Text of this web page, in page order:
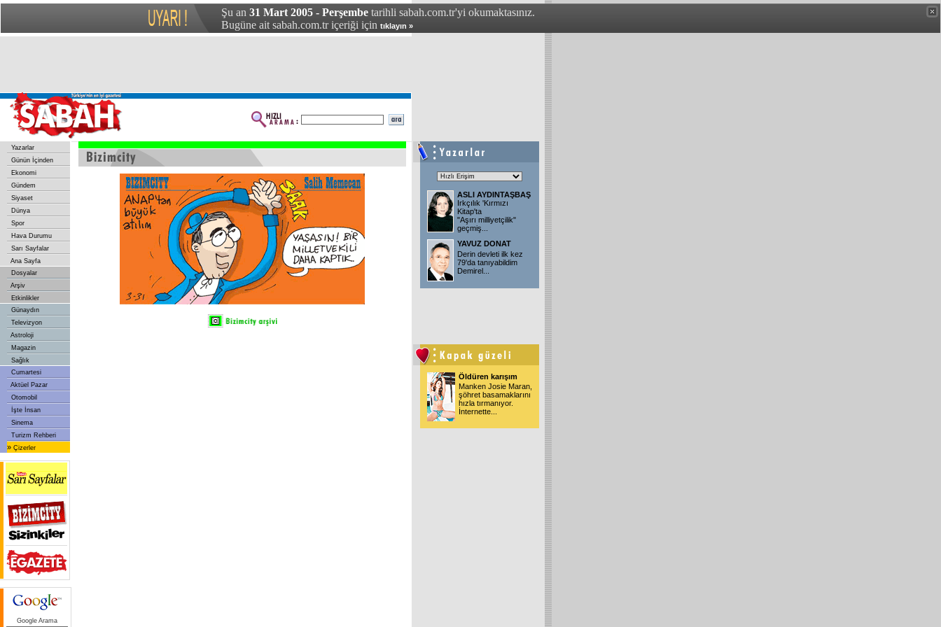
Şu an 31 Mart 2005 - Perşembe tarihli sabah.com.tr'yi okumaktasınız.
Bugüne ait sabah.com.tr içeriği için tıklayın »
Yazarlar
Günün İçinden
Ekonomi
Gündem
Siyaset
Dünya
Spor
Hava Durumu
Sarı Sayfalar
Ana Sayfa
Dosyalar
Arşiv
Etkinlikler
Günaydın
Televizyon
Astroloji
Magazin
Sağlık
Cumartesi
Aktüel Pazar
Otomobil
İşte İnsan
Sinema
Turizm Rehberi
» Çizerler
Google Arama
ASLI AYDINTAŞBAŞ
Irkçılık 'Kırmızı
Kitap'ta
"Aşırı milliyetçilik"
geçmiş...
YAVUZ DONAT
Derin devleti ilk kez
79'da tanıyabildim
Demirel...
Öldüren karışım
Manken Josie Maran,
şöhret basamaklarını
hızla tırmanıyor.
İnternette...